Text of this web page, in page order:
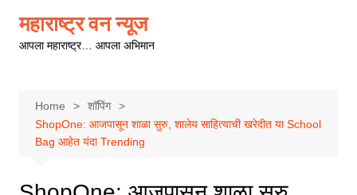
content
महाराष्ट्र वन न्यूज
आपला महाराष्ट्र… आपला अभिमान
Home
शॉपिंग
ShopOne: आजपासून शाळा सुरु, शालेय साहित्याची खरेदीत या School
Bag आहेत यंदा Trending